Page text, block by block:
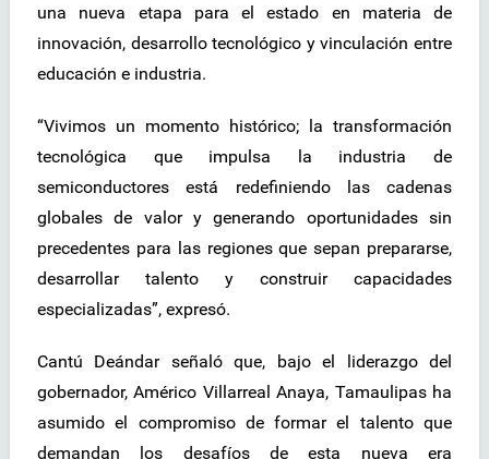
una nueva etapa para el estado en materia de
innovación, desarrollo tecnológico y vinculación entre
educación e industria.
“Vivimos un momento histórico; la transformación
tecnológica que impulsa la industria de
semiconductores está redefiniendo las cadenas
globales de valor y generando oportunidades sin
precedentes para las regiones que sepan prepararse,
desarrollar talento y construir capacidades
especializadas”, expresó.
Cantú Deándar señaló que, bajo el liderazgo del
gobernador, Américo Villarreal Anaya, Tamaulipas ha
asumido el compromiso de formar el talento que
demandan los desafíos de esta nueva era